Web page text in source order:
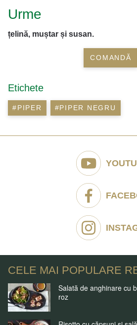
Urme
țelină, muștar și susan.
COMANDĂ
Etichete
#PIPER #PIPER NEGRU
CELE MAI POPULARE
Salată de anghinare cu
roz